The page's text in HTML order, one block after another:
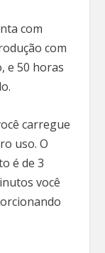
com
com
e 50 horas
carregue
uso. O
é de 3
você